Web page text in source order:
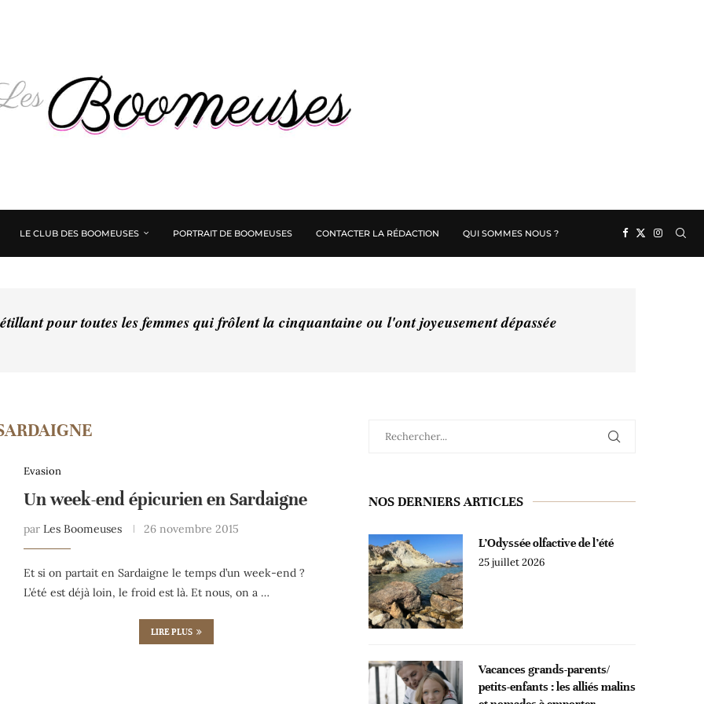
LE CLUB DES BOOMEUSES PORTRAIT DE BOOMEUSES CONTACTER LA RÉDACTION QUI SOMMES NOUS ?
pour toutes les femmes qui frôlent la cinquantaine ou l'ont joyeusement dépassée
Evasion
Un week-end épicurien en Sardaigne
par Les Boomeuses 26 novembre 2015
Et si on partait en Sardaigne le temps d’un week-end ?
L’été est déjà loin, le froid est là. Et nous, on a …
LIRE PLUS
NOS DERNIERS ARTICLES
L’Odyssée olfactive de l’été
25 juillet 2026
Vacances grands-parents/
petits-enfants : les alliés malins